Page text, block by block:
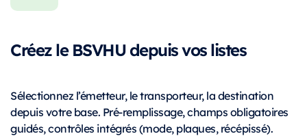
Créez le BSVHU depuis vos listes
Sélectionnez l’émetteur, le transporteur, la destination
depuis votre base. Pré-remplissage, champs obligatoires
guidés, contrôles intégrés (mode, plaques, récépissé).